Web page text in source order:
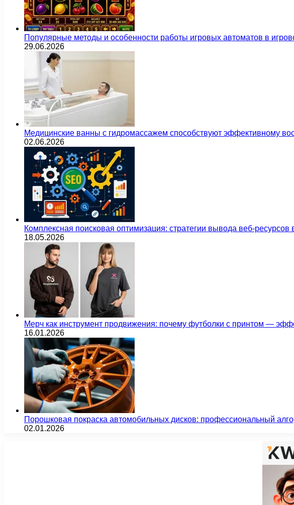
Популярные методы и особенности работы игровых автоматов в
29.06.2026
Медицинские ванны с гидромассажем способствуют эффективному
02.06.2026
Комплексная поисковая оптимизация: стратегии вывода веб-
18.05.2026
Мерч как инструмент продвижения: почему футболки с принтом —
16.01.2026
Порошковая покраска автомобильных дисков: профессиональный
02.01.2026